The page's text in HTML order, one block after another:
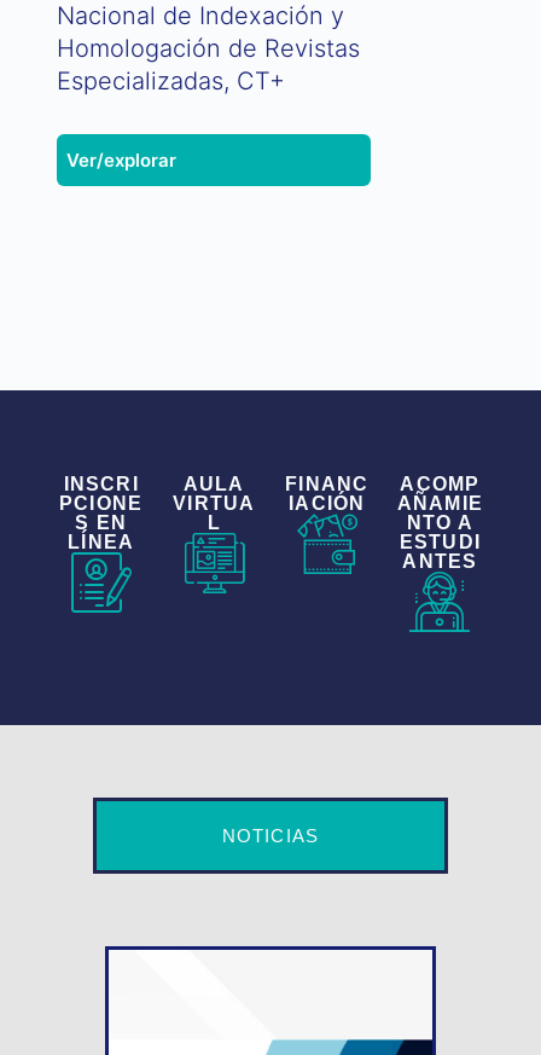
Nacional de Indexación y
Homologación de Revistas
Especializadas, CT+
Ver/explorar
INSCRI
PCIONE
S EN
LÍNEA
AULA
VIRTUA
L
FINANC
IACIÓN
ACOMP
AÑAMIE
NTO A
ESTUDI
ANTES
NOTICIAS